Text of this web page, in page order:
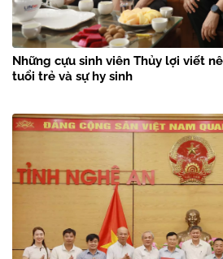
Những cựu sinh viên Thủy lợi viết
tuổi trẻ và sự hy sinh